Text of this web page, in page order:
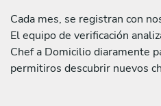
Cada mes, se registran con
El equipo de verificación
Chef a Domicilio diaramente
permitiros descubrir nuevos